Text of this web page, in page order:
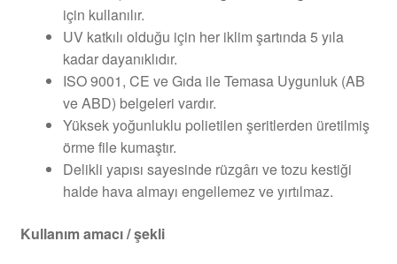
için kullanılır.
UV katkılı olduğu için her iklim şartında 5 yıla
kadar dayanıklıdır.
ISO 9001, CE ve Gıda ile Temasa Uygunluk (AB
ve ABD) belgeleri vardır.
Yüksek yoğunluklu polietilen şeritlerden üretilmiş
örme file kumaştır.
Delikli yapısı sayesinde rüzgârı ve tozu kestiği
halde hava almayı engellemez ve yırtılmaz.
Kullanım amacı / şekli